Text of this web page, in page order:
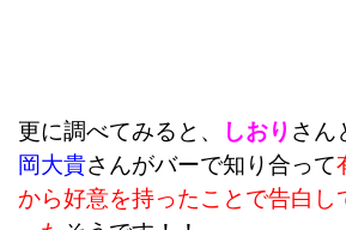
更に調べてみると、 しおり さん
岡大貴さんがバーで知り合って
から好意を持ったことで告白し